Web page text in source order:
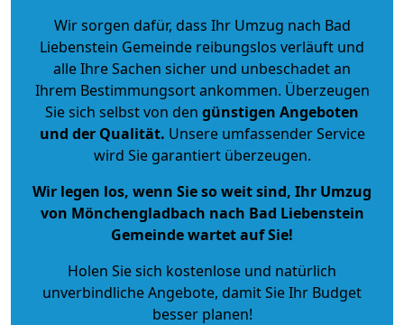
Wir sorgen dafür, dass Ihr Umzug nach Bad
Liebenstein Gemeinde reibungslos verläuft und
alle Ihre Sachen sicher und unbeschadet an
Ihrem Bestimmungsort ankommen. Überzeugen
Sie sich selbst von den günstigen Angeboten
und der Qualität. Unsere umfassender Service
wird Sie garantiert überzeugen.
Wir legen los, wenn Sie so weit sind, Ihr Umzug
von Mönchengladbach nach Bad Liebenstein
Gemeinde wartet auf Sie!
Holen Sie sich kostenlose und natürlich
unverbindliche Angebote, damit Sie Ihr Budget
besser planen!